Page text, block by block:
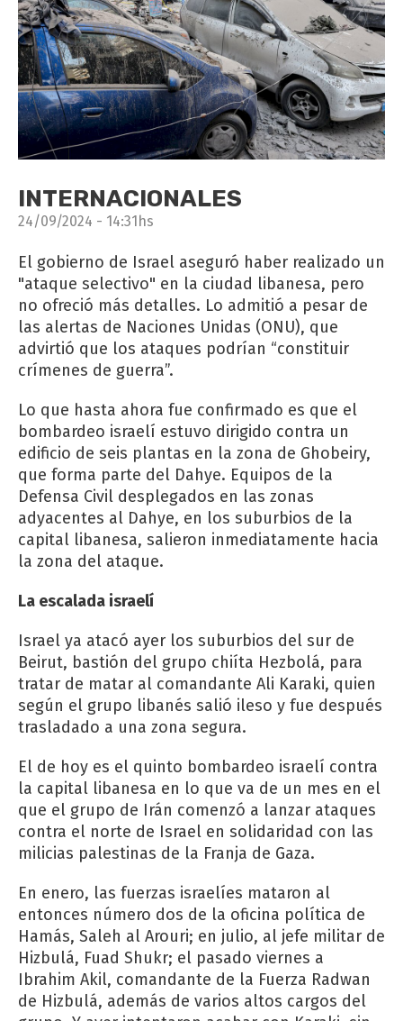
INTERNACIONALES
24/09/2024 - 14:31hs
El gobierno de Israel aseguró haber realizado un
"ataque selectivo" en la ciudad libanesa, pero
no ofreció más detalles. Lo admitió a pesar de
las alertas de Naciones Unidas (ONU), que
advirtió que los ataques podrían “constituir
crímenes de guerra”.
Lo que hasta ahora fue confirmado es que el
bombardeo israelí estuvo dirigido contra un
edificio de seis plantas en la zona de Ghobeiry,
que forma parte del Dahye. Equipos de la
Defensa Civil desplegados en las zonas
adyacentes al Dahye, en los suburbios de la
capital libanesa, salieron inmediatamente hacia
la zona del ataque.
La escalada israelí
Israel ya atacó ayer los suburbios del sur de
Beirut, bastión del grupo chiíta Hezbolá, para
tratar de matar al comandante Ali Karaki, quien
según el grupo libanés salió ileso y fue después
trasladado a una zona segura.
El de hoy es el quinto bombardeo israelí contra
la capital libanesa en lo que va de un mes en el
que el grupo de Irán comenzó a lanzar ataques
contra el norte de Israel en solidaridad con las
milicias palestinas de la Franja de Gaza.
En enero, las fuerzas israelíes mataron al
entonces número dos de la oficina política de
Hamás, Saleh al Arouri; en julio, al jefe militar de
Hizbulá, Fuad Shukr; el pasado viernes a
Ibrahim Akil, comandante de la Fuerza Radwan
de Hizbulá, además de varios altos cargos del